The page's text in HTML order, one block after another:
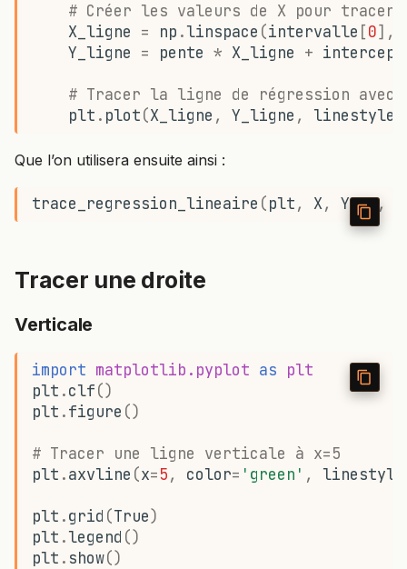
# Créer les valeurs de X pour
X_ligne = np .linspace (intervalle [0],
Y_ligne = pente * X_ligne + intercept
# Tracer la ligne de régression
plt . plot(X_ligne , Y_ligne , linestyle
Que l’on utilisera ensuite ainsi :
trace_regression_lineaire (plt, X, Y, 1,
Tracer une droite
Verticale
import matplotlib.pyplot as plt
plt .clf()
plt .figure ()
# Tracer une ligne verticale à x=5
plt .axvline (x=5, color= 'green' , linestyle
plt .grid (True)
plt .legend ()
plt . show()